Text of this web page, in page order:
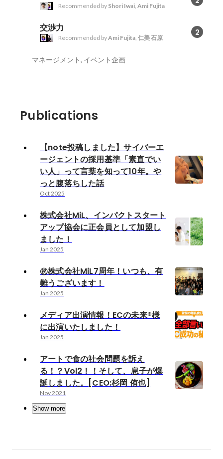
Recommended by Shori Iwai, Ami Fujita
交渉力 2
Recommended byAmi Fujita, 仁美 石原
マネージメント, イベント企画
Publications
【note投稿しました】サイバーエ
ージェントの採用基準「素直でい
い人」って言葉を知って10年。や
っと腹落ちした話
Oct 2025
株式会社MiL、インパクトスタート
アップ協会に正会員として加盟し
ました！
Jan 2025
㊗️株式会社MiL7周年！いつも、有
難うございます！
Jan 2025
メディア出演情報！ECの未来®様
に出演いたしました！
Jan 2025
アートで食の社会問題を訴え
る！？Vol2！！そして、息子が爆
誕しました。[CEO:杉岡 侑也]
Nov 2021
Show more